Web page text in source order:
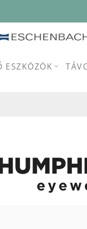
ESZKÖZÖK